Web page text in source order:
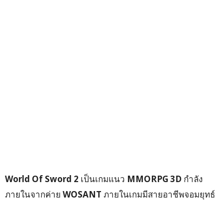
World Of Sword 2 เป็นเกมแนว MMORPG 3D กำลัง
ภายในจากค่าย WOSANT ภายในเกมมีสายอาชีพจอมยุทธ์